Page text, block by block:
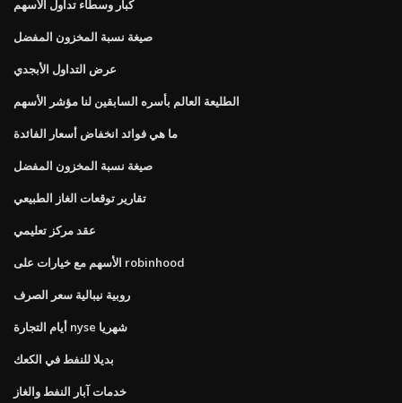
كبار وسطاء تداول الأسهم
صيغة نسبة المخزون المفضل
عرض التداول الأبجدي
الطليعة العالم بأسره السابقين لنا مؤشر الأسهم
ما هي فوائد انخفاض أسعار الفائدة
صيغة نسبة المخزون المفضل
تقارير توقعات الغاز الطبيعي
عقد مركز تعليمي
الأسهم مع خيارات على robinhood
روبية نيبالية سعر الصرف
أيام التجارة nyse شهريا
بديلا للنفط في الكعك
خدمات آبار النفط والغاز